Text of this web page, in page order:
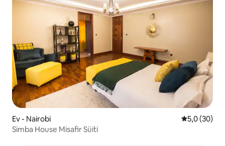
Ev - Nairobi 5 üzerinden
5,0 (30)
Simba House Misafir Süiti